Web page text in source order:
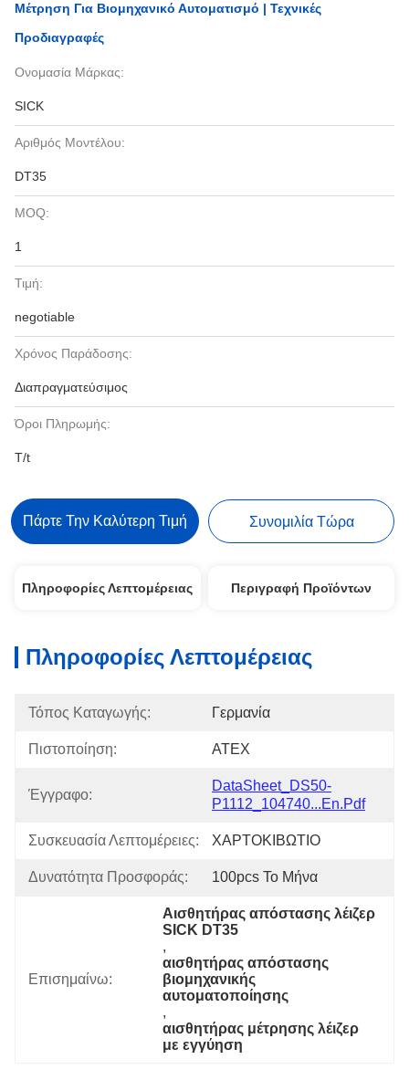
Μέτρηση Για Βιομηχανικό Αυτοματισμό | Τεχνικές
Προδιαγραφές
Ονομασία Μάρκας:
SICK
Αριθμός Μοντέλου:
DT35
MOQ:
1
Τιμή:
negotiable
Χρόνος Παράδοσης:
Διαπραγματεύσιμος
Όροι Πληρωμής:
T/t
Πάρτε Την Καλύτερη Τιμή Συνομιλία Τώρα
Πληροφορίες Λεπτομέρειας Περιγραφή Προϊόντων
Πληροφορίες Λεπτομέρειας
Τόπος Καταγωγής: Γερμανία
Πιστοποίηση: ATEX
Έγγραφο:
DataSheet_DS50-
P1112_104740...en.pdf
Συσκευασία Λεπτομέρειες: ΧΑΡΤΟΚΙΒΩΤΙΟ
Δυνατότητα Προσφοράς: 100pcs Το Μήνα
Επισημαίνω:
Αισθητήρας απόστασης λέιζερ
SICK DT35
,
αισθητήρας απόστασης
βιομηχανικής
αυτοματοποίησης
,
αισθητήρας μέτρησης λέιζερ
με εγγύηση